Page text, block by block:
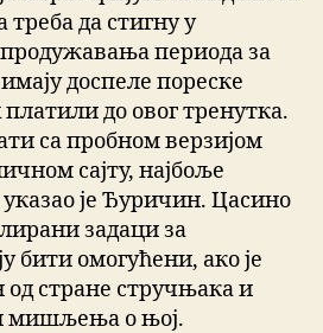
треба да стигну у
периода за
доспеле пореске
платили до овог тренутка.
са пробном верзијом
сајту, најбоље
је Ђуричин. Цасино
задаци за
бити омогућени, ако је
од стране стручњака и
мишљења о њој.